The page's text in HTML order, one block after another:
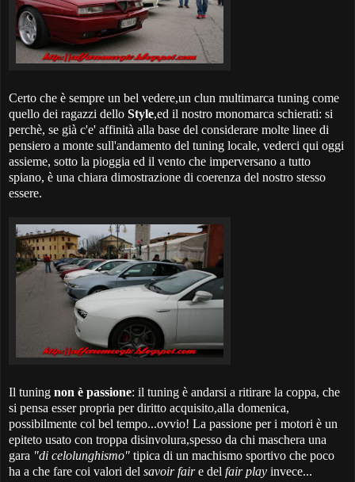
Certo che è sempre un bel vedere,un clun multimarca tuning come
quello dei ragazzi dello Style,ed il nostro monomarca schierati: si
perchè, se già c'e' affinità alla base del considerare molte linee di
pensiero a monte sull'andamento del tuning locale, vederci qui oggi
assieme, sotto la pioggia ed il vento che imperversano a tutto
spiano, è una chiara dimostrazione di coerenza del nostro stesso
essere.
Il tuning non è passione: il tuning è andarsi a ritirare la coppa, che
si pensa esser propria per diritto acquisito,alla domenica,
possibilmente col bel tempo...ovvio! La passione per i motori è un
epiteto usato con troppa disinvolura,spesso da chi maschera una
gara "di celolunghismo" tipica di un machismo sportivo che poco
ha a che fare coi valori del savoir faire del fair play invece...